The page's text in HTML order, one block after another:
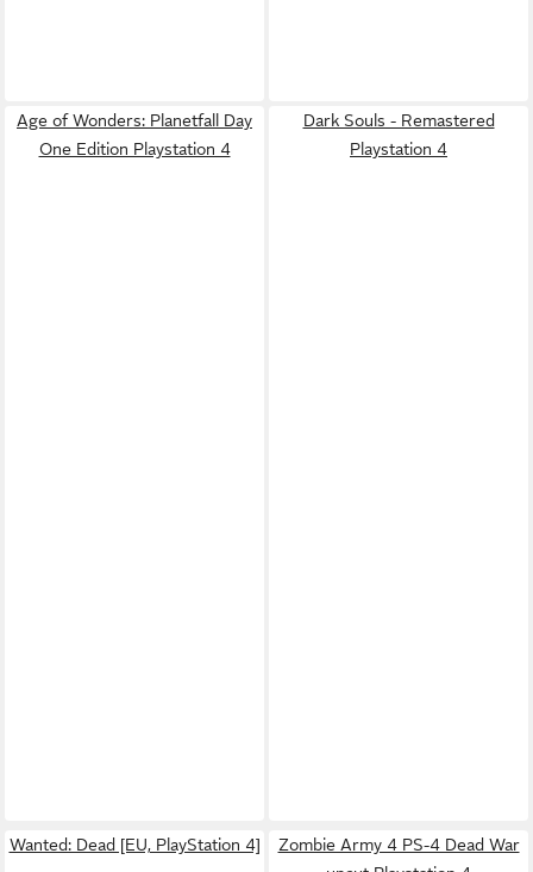
Age of Wonders: Planetfall Day
One Edition Playstation 4
Dark Souls - Remastered
Playstation 4
Wanted: Dead [EU, PlayStation 4]
Zombie Army 4 PS-4 Dead War